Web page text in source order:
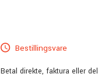
Bestillingsvare
Betal direkte, faktura eller